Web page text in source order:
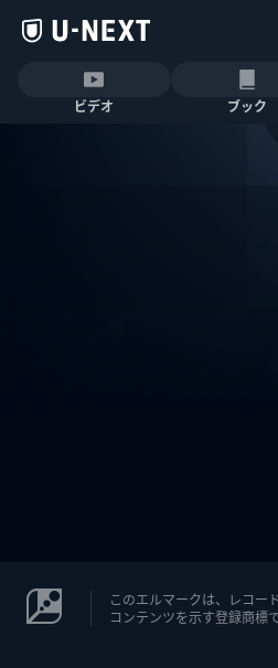
ビデオ ブック
このエルマークは、レコー
コンテンツを示す登録商標